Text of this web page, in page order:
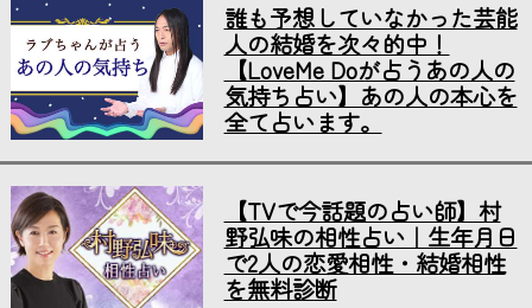
誰も予想していなかった芸能
人の結婚を次々的中！
【LoveMe Doが占うあの人の
気持ち占い】あの人の本心を
全て占います。
【TVで今話題の占い師】村
野弘味の相性占い｜生年月日
で2人の恋愛相性・結婚相性
を無料診断